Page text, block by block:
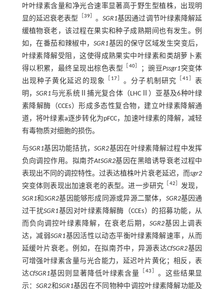
叶叶绿素含量和净光合速率显著高于野生型植株，出现明
显的延迟衰老表型
［39］ 。SGR1基因通过调节叶绿素降解延
缓植物衰老，该过程在果实和种子成熟期间也有发生。例
如，在番茄和辣椒中，SGR1基因的保守区域发生突变后，
叶绿素降解受阻，这使得成熟果实中叶绿素和类胡萝卜素
得以积累，最终呈现出棕色表型
［40］ ；豌豆Pssgr1突变体
出现种子黄化延迟的现象
［ 17］ 。分子机制研究 ［41］ 表
明，SGR1与光系统Ⅱ捕光复合体（LHCⅡ）亚基及6种叶绿
素降解酶（CCEs）形成多态性复合物，建立叶绿素降解通
道，将叶绿素a逐步转化为pFCC，加速叶绿素的降解，减轻
有毒物质对细胞的损伤。
与SGR1基因功能拮抗，SGR2基因在叶绿素降解过程中发挥
负向调控作用。拟南芥AtSGR2基因在黑暗诱导衰老过程中
表现出不同的调控特性。过表达植株叶片衰老延迟，而sgr2
突变体则表现出加速衰老的表型。进一步研究 ［42］ 发现，
SGR1和SGR2基因能够形成同源或异源二聚体， SGR2基因通
过干扰SGR1基因对叶绿素降解酶（CCEs）的招募功能，从
而负向调控叶绿素降解，在衰老后期，SGR2基因上调表
达，减弱SGR1基因活性以动态平衡叶绿素降解速率，从而
延缓叶片衰老。例如，在拟南芥中，异源表达CfSGR2基因
可增强叶绿素含量与光合能力，延迟叶片黄化；相反，表
达CfSGR1基因则显著降低叶绿素含量 ［43］ 。这些结果显
示：SGR2和SGR1基因在不同物种中调控叶绿素降解功能及